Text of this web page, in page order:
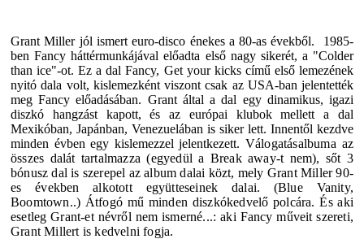
Grant Miller jól ismert euro-disco énekes a 80-as évekből. 1985-
ben Fancy háttérmunkájával előadta első nagy sikerét, a "Colder
than ice"-ot. Ez a dal Fancy, Get your kicks című első lemezének
nyitó dala volt, kislemezként viszont csak az USA-ban jelentették
meg Fancy előadásában. Grant által a dal egy dinamikus, igazi
diszkó hangzást kapott, és az európai klubok mellett a dal
Mexikóban, Japánban, Venezuelában is siker lett. Innentől kezdve
minden évben egy kislemezzel jelentkezett. Válogatásalbuma az
összes dalát tartalmazza (egyedül a Break away-t nem), sőt 3
bónusz dal is szerepel az album dalai közt, mely Grant Miller 90-
es években alkotott együtteseinek dalai. (Blue Vanity,
Boomtown..) Átfogó mű minden diszkókedvelő polcára. És aki
esetleg Grant-et névről nem ismerné...: aki Fancy műveit szereti,
Grant Millert is kedvelni fogja.